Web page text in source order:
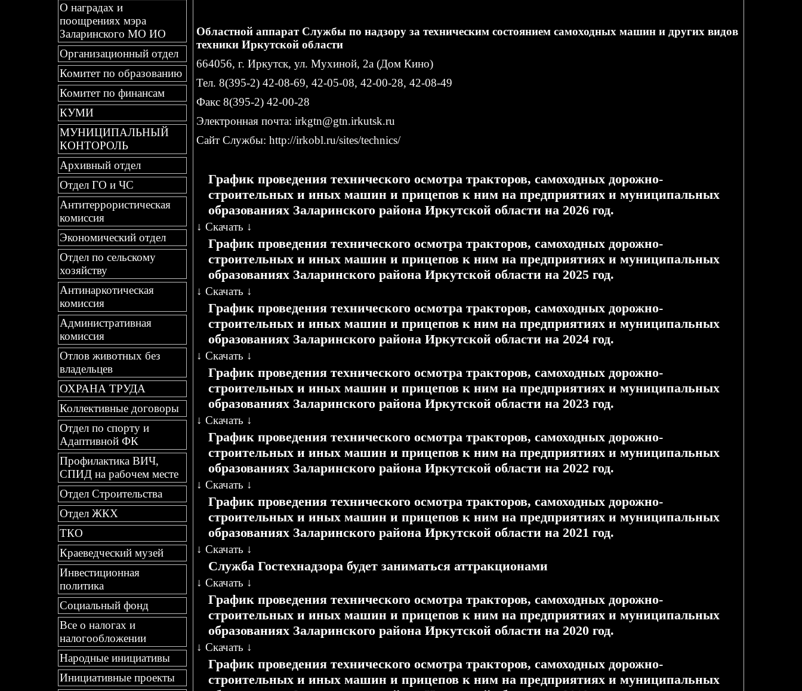
О наградах и
поощрениях мэра
Заларинского МО ИО
Организационный отдел
Комитет по образованию
Комитет по финансам
КУМИ
МУНИЦИПАЛЬНЫЙ
КОНТОРОЛЬ
Архивный отдел
Отдел ГО и ЧС
Антитеррористическая
комиссия
Экономический отдел
Отдел по сельскому
хозяйству
Антинаркотическая
комиссия
Административная
комиссия
Отлов животных без
владельцев
ОХРАНА ТРУДА
Коллективные договоры
Отдел по спорту и
Адаптивной ФК
Профилактика ВИЧ,
СПИД на рабочем месте
Отдел Строительства
Отдел ЖКХ
ТКО
Краеведческий музей
Инвестиционная
политика
Социальный фонд
Все о налогах и
налогообложении
Народные инициативы
Инициативные проекты
Областной аппарат Службы по надзору за техническим состоянием самоходных машин и других видов
техники Иркутской области
664056, г. Иркутск, ул. Мухиной, 2а (Дом Кино)
Тел. 8(395-2) 42-08-69, 42-05-08, 42-00-28, 42-08-49
Факс 8(395-2) 42-00-28
Электронная почта: irkgtn@gtn.irkutsk.ru
Сайт Службы: http://irkobl.ru/sites/technics/
График проведения технического осмотра тракторов, самоходных дорожно-
строительных и иных машин и прицепов к ним на предприятиях и муниципальных
образованиях Заларинского района Иркутской области на 2026 год.
↓ Скачать ↓
График проведения технического осмотра тракторов, самоходных дорожно-
строительных и иных машин и прицепов к ним на предприятиях и муниципальных
образованиях Заларинского района Иркутской области на 2025 год.
↓ Скачать ↓
График проведения технического осмотра тракторов, самоходных дорожно-
строительных и иных машин и прицепов к ним на предприятиях и муниципальных
образованиях Заларинского района Иркутской области на 2024 год.
↓ Скачать ↓
График проведения технического осмотра тракторов, самоходных дорожно-
строительных и иных машин и прицепов к ним на предприятиях и муниципальных
образованиях Заларинского района Иркутской области на 2023 год.
↓ Скачать ↓
График проведения технического осмотра тракторов, самоходных дорожно-
строительных и иных машин и прицепов к ним на предприятиях и муниципальных
образованиях Заларинского района Иркутской области на 2022 год.
↓ Скачать ↓
График проведения технического осмотра тракторов, самоходных дорожно-
строительных и иных машин и прицепов к ним на предприятиях и муниципальных
образованиях Заларинского района Иркутской области на 2021 год.
↓ Скачать ↓
Служба Гостехнадзора будет заниматься аттракционами
↓ Скачать ↓
График проведения технического осмотра тракторов, самоходных дорожно-
строительных и иных машин и прицепов к ним на предприятиях и муниципальных
образованиях Заларинского района Иркутской области на 2020 год.
↓ Скачать ↓
График проведения технического осмотра тракторов, самоходных дорожно-
строительных и иных машин и прицепов к ним на предприятиях и муниципальных